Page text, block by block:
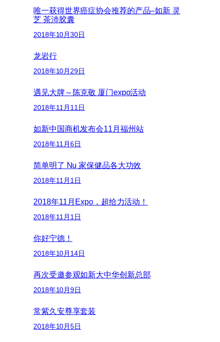
唯一获得世界癌症协会推荐的产品–如新 灵
芝 茶沛胶囊
2018年10月30日
龙岩行
2018年10月29日
遇见大牌～陈克敬 厦门expo活动
2018年11月11日
如新中国商机发布会11月福州站
2018年11月6日
简单明了 Nu 家保健品各大功效
2018年11月1日
2018年11月Expo，超给力活动！
2018年11月1日
你好宁德！
2018年10月14日
再次受邀参观如新大中华创新总部
2018年10月9日
常紫久安尊享套装
2018年10月5日